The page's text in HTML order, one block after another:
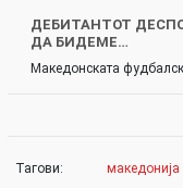
ДЕБИТАНТОТ
ДА БИДЕМЕ…
Македонската
Тагови: македонија